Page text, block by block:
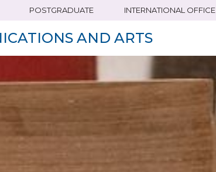
POSTGRADUATE INTERNATIONAL OFFICE
AND ARTS